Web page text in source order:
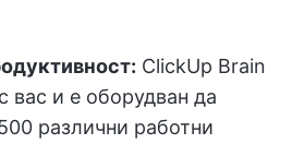
ClickUp Brain
вас и е оборудван да
различни работни